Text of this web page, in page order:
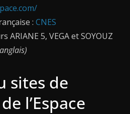
: CNES
ARIANE 5, VEGA et SOYOUZ
sites de
l’Espace